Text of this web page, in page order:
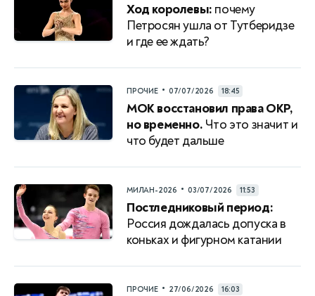
Ход королевы: почему
Петросян ушла от Тутберидзе
и где ее ждать?
ПРОЧИЕ • 07/07/2026 18:45
МОК восстановил права ОКР,
но временно. Что это значит и
что будет дальше
МИЛАН-2026 • 03/07/2026 11:53
Постледниковый период:
Россия дождалась допуска в
коньках и фигурном катании
ПРОЧИЕ • 27/06/2026 16:03